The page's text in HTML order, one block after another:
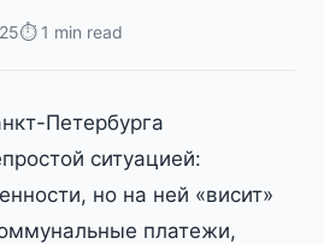
⏱ 1 min read
Петербурга
ситуацией:
но на ней «висит»
платежи,